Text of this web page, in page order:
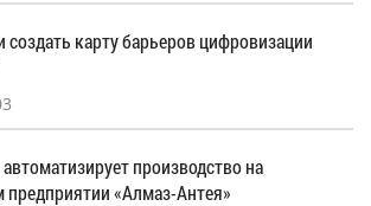
карту барьеров цифровизации
производство на
предприятии «Алмаз-Антея»